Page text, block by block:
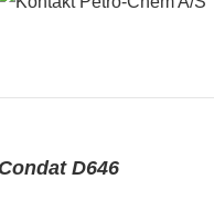
Condat D646